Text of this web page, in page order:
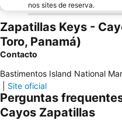
nos sites de reserva.
Zapatillas Keys -
Toro, Panamá)
Contacto
Bastimentos Island National
Site oficial
Perguntas
Cayos Zapatillas